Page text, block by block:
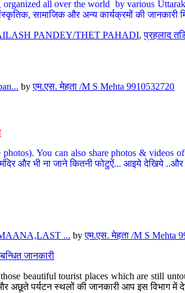
all over the world by various
सामाजिक और अन्य कार्यक्रमों की
PANDEY/THET PAHADI,प्रहलाद
byएम.एस. मेहता /M S Mehta 9910532720
You can also share photos & videos
और भी ना जाने कितनी फोटुऐं... आइये देखिये
... byएम.एस. मेहता /M S Mehta
जानकारी
beautiful tourist places which are still
अछूते पर्यटन स्थलों की जानकारी आप इस